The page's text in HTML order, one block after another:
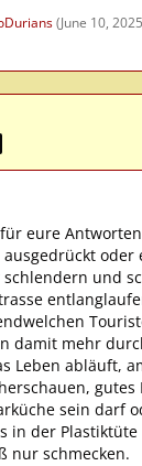
(June 10,
eure
oder
und
damit mehr
Leben abläuft,
gutes
sein darf
in der
nur schmecken.